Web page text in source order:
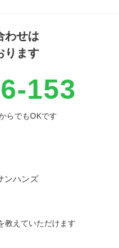
わせは
ります
153
らでもOKです
ンハンズ
教えていただけます